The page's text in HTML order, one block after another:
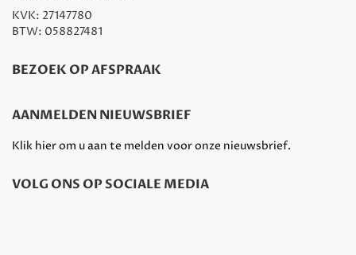
KVK: 27147780
BTW: 058827481
BEZOEK OP AFSPRAAK
AANMELDEN NIEUWSBRIEF
Klik hier om u aan te melden voor onze nieuwsbrief.
VOLG ONS OP SOCIALE MEDIA